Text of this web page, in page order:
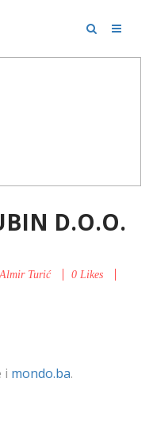
D.O.O.
Almir Turić 0 Likes
i mondo.ba.